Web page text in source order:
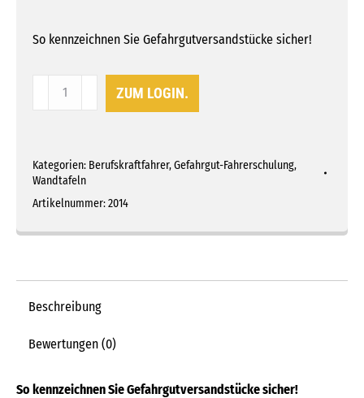
So kennzeichnen Sie Gefahrgutversandstücke sicher!
Wandtafel
Menge
ZUM LOGIN.
Kategorien: Berufskraftfahrer,Gefahrgut-Fahrerschulung,
Wandtafeln
Artikelnummer:2014
Beschreibung
Bewertungen (0)
So kennzeichnen Sie Gefahrgutversandstücke sicher!